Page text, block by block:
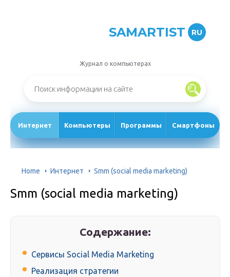
SAMARTIST RU
Журнал о компьютерах
Интернет Компьютеры Программы Смартфоны
Home Интернет Smm (social media marketing)
Smm (social media marketing)
Содержание:
Сервисы Social Media Marketing
Реализация стратегии